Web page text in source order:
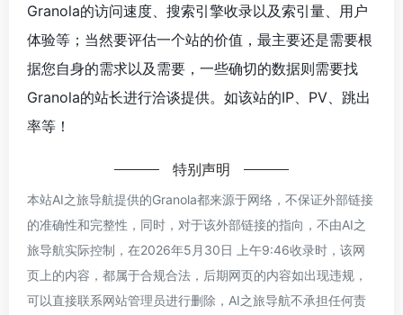
Granola的访问速度、搜索引擎收录以及索引量、用户
体验等；当然要评估一个站的价值，最主要还是需要根
据您自身的需求以及需要，一些确切的数据则需要找
Granola的站长进行洽谈提供。如该站的IP、PV、跳出
率等！
特别声明
本站AI之旅导航提供的Granola都来源于网络，不保证外部链接
的准确性和完整性，同时，对于该外部链接的指向，不由AI之
旅导航实际控制，在2026年5月30日 上午9:46收录时，该网
页上的内容，都属于合规合法，后期网页的内容如出现违规，
可以直接联系网站管理员进行删除，AI之旅导航不承担任何责